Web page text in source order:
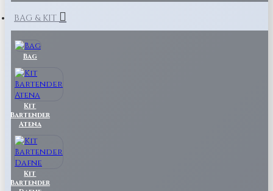
BAG & KIT
Bag
Kit
Bartender
Atena
Kit
Bartender